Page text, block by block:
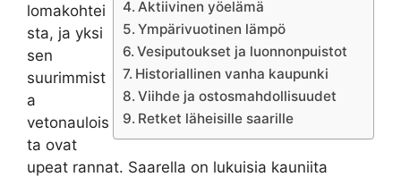
Aktiivinen yöelämä
Ympärivuotinen lämpö
Vesiputoukset ja luonnonpuistot
Historiallinen vanha kaupunki
Viihde ja ostosmahdollisuudet
Retket läheisille saarille
lomakohtei
sta, ja yksi
sen
suurimmist
a
vetonaulois
ta ovat
upeat rannat. Saarella on lukuisia kauniita